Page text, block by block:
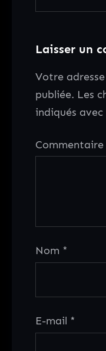
Laisser un
Votre
publiée. Les
indiqués avec
Commentaire
Nom *
E-mail *